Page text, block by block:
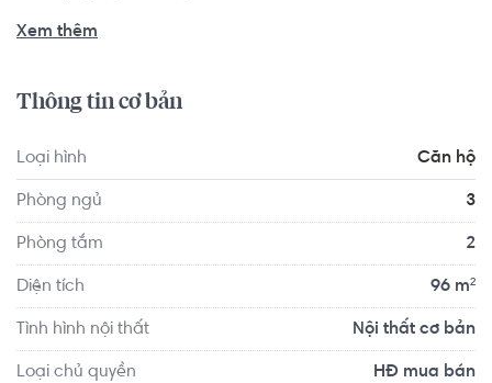
Quận 8, ngay ngã tư Tạ Quang Bửu và Cao Lỗ. Từ căn hộ
với các quận trung tâm của thành phố như:
chưa tới 500m và cách Quận 4 khoảng 800m.
Xem thêm
Thông tin cơ bản
Loại hình Căn hộ
Phòng ngủ 3
Phòng tắm 2
Diện tích 96 m²
Tình hình nội thất Nội thất cơ bản
Loại chủ quyền HĐ mua bán